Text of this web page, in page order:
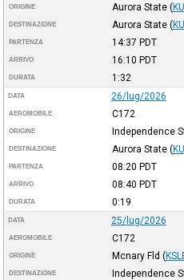
ORIGINE Aurora State (
DESTINAZIONE Aurora State (
PARTENZA 14:37 PDT
ARRIVO 16:10 PDT
DURATA 1:32
DATA 26/lug/2026
AEROMOBILE C172
ORIGINE Independence
DESTINAZIONE Aurora State (
PARTENZA 08:20 PDT
ARRIVO 08:40 PDT
DURATA 0:19
DATA 25/lug/2026
AEROMOBILE C172
ORIGINE Mcnary Fld (
DESTINAZIONE Independence